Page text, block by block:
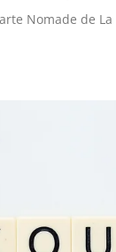
Nomade de La